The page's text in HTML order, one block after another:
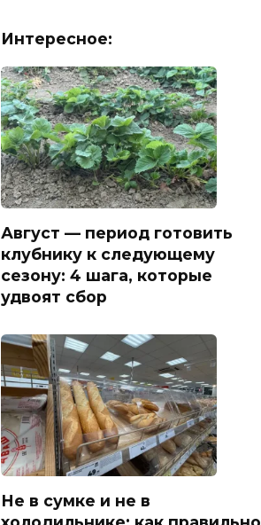
Интересное:
Август — период готовить
клубнику к следующему
сезону: 4 шага, которые
удвоят сбор
Не в сумке и не в